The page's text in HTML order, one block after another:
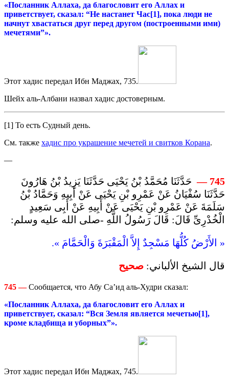
«Посланник Аллаха, да благословит его Аллах и
приветствует, сказал: “Не настанет Час[1], пока люди не
начнут хвастаться друг перед другом (построенными ими)
мечетями”».
Этот хадис передал Ибн Маджах, 735.
Шейх аль-Албани назвал хадис достоверным.
[1] То есть Судный день.
См. также хадис про украшение мечетей и свитков Корана.
—
745
—حَدَّثَنَا مُحَمَّدُ بْنُ يَحْيَى حَدَّثَنَا يَزِيدُ بْنُ هَارُونَ
حَدَّثَنَا سُفْيَانُ عَنْ عَمْرِو بْنِ يَحْيَى عَنْ أَبِيهِ وَحَمَّادُ بْنُ
سَلَمَةَ عَنْ عَمْرِو بْنِ يَحْيَى عَنْ أَبِيهِ عَنْ أَبِى سَعِيدٍ
الْخُدْرِىِّ قَالَ: قَالَ رَسُولُ اللَّهِ -صلى الله عليه وسلم:
« الأَرْضُ كُلُّهَا مَسْجِدٌ إِلاَّ الْمَقْبَرَةَ وَالْحَمَّامَ ».
قال الشيخ الألباني: صحيح
745 —Сообщается, что Абу Са’ид аль-Худри сказал:
«Посланник Аллаха, да благословит его Аллах и
приветствует, сказал: “Вся Земля является мечетью[1],
кроме кладбища и уборных”».
Этот хадис передал Ибн Маджах, 745.